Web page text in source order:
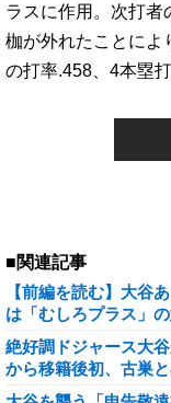
ラスに作用。次打者
枷が外れたことによ
の打率.458、4本塁
■関連記事
【前編を読む】大谷
は「むしろプラス」
絶好調ドジャース大
から移籍後初、古巣